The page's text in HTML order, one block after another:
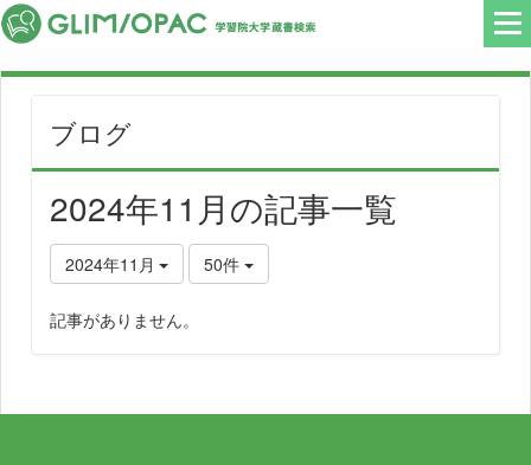
ブログ
2024年11月の記事一覧
2024年11月 50件
記事がありません。